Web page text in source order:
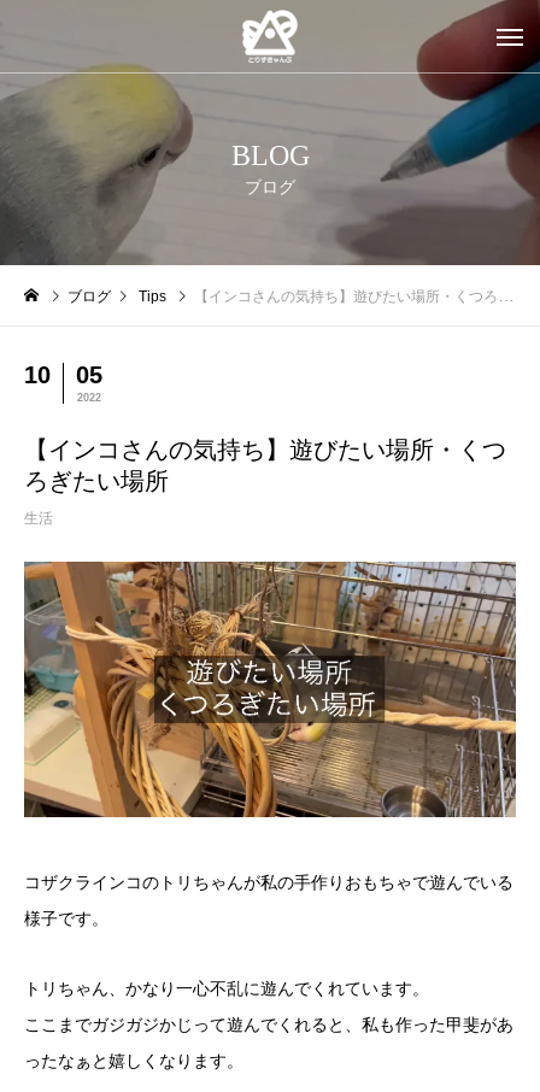
BLOG
ブログ
ブログ Tips 【インコさんの気持ち】遊びたい場所・くつろぎたい場所
10 05
2022
【インコさんの気持ち】遊びたい場所・くつ
ろぎたい場所
生活
コザクラインコのトリちゃんが私の手作りおもちゃで遊んでいる
様子です。
トリちゃん、かなり一心不乱に遊んでくれています。
ここまでガジガジかじって遊んでくれると、私も作った甲斐があ
ったなぁと嬉しくなります。